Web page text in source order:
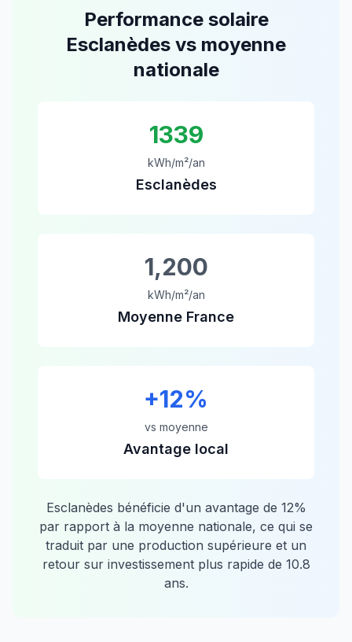
Performance solaire
Esclanèdes vs moyenne
nationale
1339
kWh/m²/an
Esclanèdes
1,200
kWh/m²/an
Moyenne France
+12%
vs moyenne
Avantage local
Esclanèdes bénéficie d'un avantage de 12%
par rapport à la moyenne nationale, ce qui se
traduit par une production supérieure et un
retour sur investissement plus rapide de 10.8
ans.